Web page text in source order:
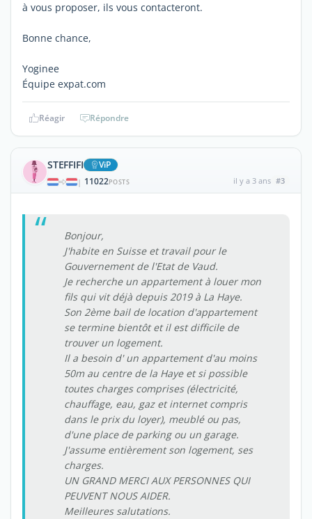
à vous proposer, ils vous contacteront.
Bonne chance,
Yoginee
Équipe expat.com
Réagir Répondre
STEFFIFI ViP
| 11022POSTS il y a 3 ans #3
Bonjour,
J'habite en Suisse et travail pour le
Gouvernement de l'Etat de Vaud.
Je recherche un appartement à louer mon
fils qui vit déjà depuis 2019 à La Haye.
Son 2ème bail de location d'appartement
se termine bientôt et il est difficile de
trouver un logement.
Il a besoin d' un appartement d'au moins
50m au centre de la Haye et si possible
toutes charges comprises (électricité,
chauffage, eau, gaz et internet compris
dans le prix du loyer), meublé ou pas,
d'une place de parking ou un garage.
J'assume entièrement son logement, ses
charges.
UN GRAND MERCI AUX PERSONNES QUI
PEUVENT NOUS AIDER.
Meilleures salutations.